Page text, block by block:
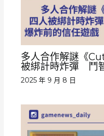
多人合作解謎《
被綁計時炸彈 鬥
2025 年 9 月 8 日